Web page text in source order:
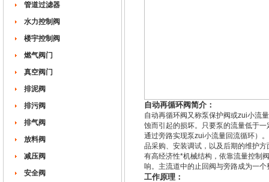
管道过滤器
水力控制阀
楼宇控制阀
燃气阀门
真空阀门
排泥阀
排污阀
排气阀
放料阀
减压阀
安全阀
自动再循环阀简介：
自动再循环阀又称泵保护阀或zui小流
蚀而引起的损坏。只要泵的流量低于
通过旁路实现泵zui小流量回流循环）
品采购、安装调试，以及后期的维护
有高经济性*机械结构，依靠流量控制
响。主流道中的止回阀与旁路成为一
工作原理：